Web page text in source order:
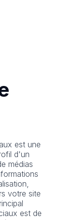
est une
d'un
médias
votre site
est de